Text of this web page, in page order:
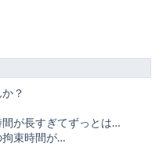
？
が長すぎてずっとは…
拘束時間が…